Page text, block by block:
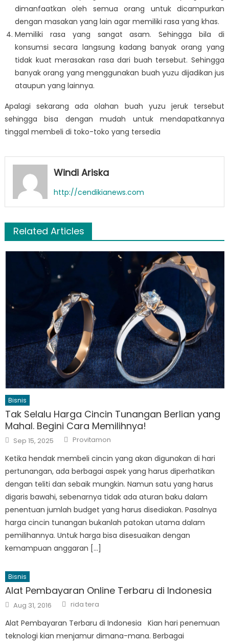
dimanfaatkan oleh semua orang untuk dicampurkan
dengan masakan yang lain agar memiliki rasa yang khas.
Memiliki rasa yang sangat asam. Sehingga bila di
konsumsi secara langsung kadang banyak orang yang
tidak kuat merasakan rasa dari buah tersebut. Sehingga
banyak orang yang menggunakan buah yuzu dijadikan jus
ataupun yang lainnya.
Apalagi sekarang ada olahan buah yuzu jeruk tersebut
sehingga bisa dengan mudah untuk mendapatkannya
tinggal membeli di toko-toko yang tersedia
Windi Ariska
http://cendikianews.com
Related Articles
Bisnis
Tak Selalu Harga Cincin Tunangan Berlian yang
Mahal. Begini Cara Memilihnya!
Posted
on
Sep 15, 2025 Author
Provitamon
Ketika hendak membeli cincin yang akan digunakan di hari
pertunangan, ada berbagai aspek yang harus diperhatikan
dengan teliti dan sebaik mungkin. Namun satu yang harus
digaris bawahi, sebenarnya tidak ada aturan baku dalam
penentuan jumlah budget yang harus disediakan. Pasalnya
harga cincin tunangan bukanlah patokan utama dalam
pemilihannya. Untuk harga bisa disesuaikan dengan
kemampuan anggaran […]
Bisnis
Alat Pembayaran Online Terbaru di Indonesia
Posted
on
Aug 31, 2016 Author
rida tera
Alat Pembayaran Terbaru di Indonesia Kian hari penemuan
teknologi kian menjamur dimana-mana. Berbagai